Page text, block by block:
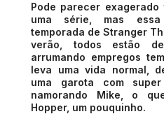
Pode parecer
uma série, mas
temporada de Stranger
verão, todos estão
arrumando empregos
leva uma vida normal,
uma garota com
namorando Mike, o
Hopper, um pouquinho.